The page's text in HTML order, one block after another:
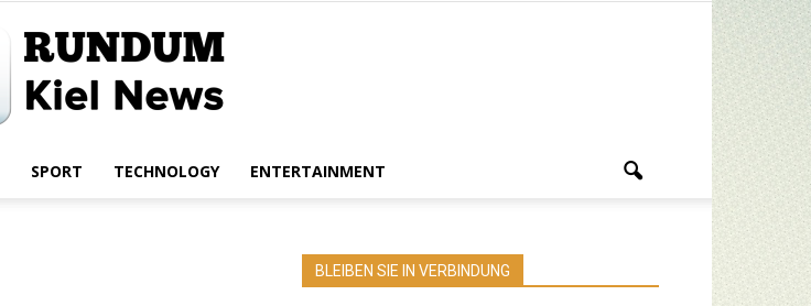
SPORT TECHNOLOGY ENTERTAINMENT
BLEIBEN SIE IN VERBINDUNG